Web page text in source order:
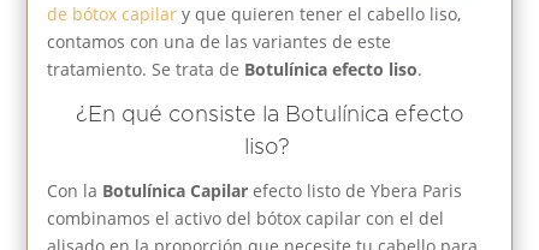
de bótox capilar y que quieren tener el cabello liso,
contamos con una de las variantes de este
tratamiento. Se trata de Botulínica efecto liso.
¿En qué consiste la Botulínica efecto
liso?
Con la Botulínica Capilar efecto listo de Ybera Paris
combinamos el activo del bótox capilar con el del
alisado en la proporción que necesite tu cabello para